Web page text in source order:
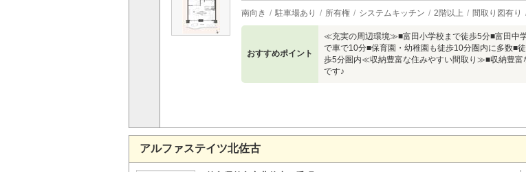
南向き 駐車場あり 所有権 システムキッチン 2階以上 間取り図有り
おすすめポイント
≪充実の周辺環境≫■富田小学校まで徒歩5分■富田中
で車で10分■保育園・幼稚園も徒歩10分圏内に多数■
歩5分圏内≪収納豊富な住みやすい間取り≫■収納豊富
です♪
アルファステイツ北佐古